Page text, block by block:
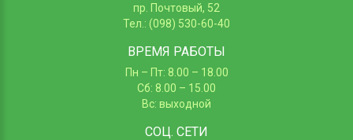
пр. Почтовый, 52
Тел.: (098) 530-60-40
ВРЕМЯ РАБОТЫ
Пн – Пт: 8.00 – 18.00
Сб: 8.00 – 15.00
Вс: выходной
СОЦ. СЕТИ